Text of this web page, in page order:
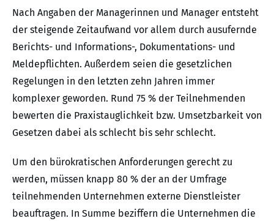
Nach Angaben der Managerinnen und Manager entsteht
der steigende Zeitaufwand vor allem durch ausufernde
Berichts- und Informations-, Dokumentations- und
Meldepflichten. Außerdem seien die gesetzlichen
Regelungen in den letzten zehn Jahren immer
komplexer geworden. Rund 75 % der Teilnehmenden
bewerten die Praxistauglichkeit bzw. Umsetzbarkeit von
Gesetzen dabei als schlecht bis sehr schlecht.
Um den bürokratischen Anforderungen gerecht zu
werden, müssen knapp 80 % der an der Umfrage
teilnehmenden Unternehmen externe Dienstleister
beauftragen. In Summe beziffern die Unternehmen die